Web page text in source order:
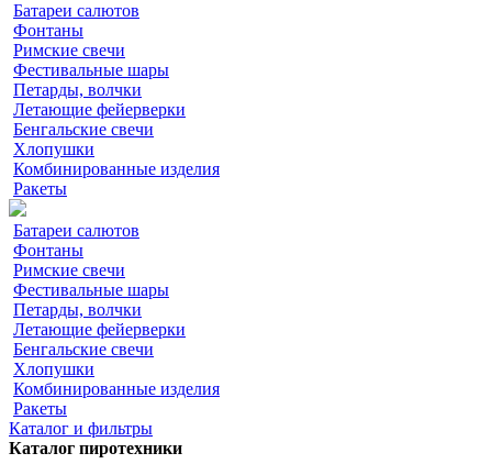
Батареи салютов
Фонтаны
Римские свечи
Фестивальные шары
Петарды, волчки
Летающие фейерверки
Бенгальские свечи
Хлопушки
Комбинированные изделия
Ракеты
Батареи салютов
Фонтаны
Римские свечи
Фестивальные шары
Петарды, волчки
Летающие фейерверки
Бенгальские свечи
Хлопушки
Комбинированные изделия
Ракеты
Каталог и фильтры
Каталог пиротехники